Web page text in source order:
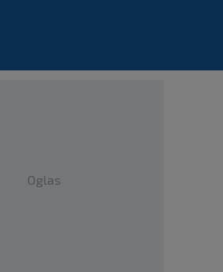
Oglas